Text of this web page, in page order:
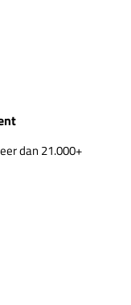
dan 21.000+